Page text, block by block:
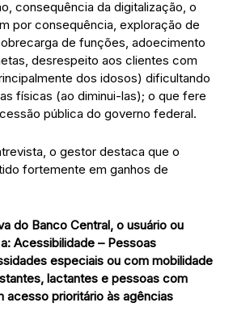
consequência da digitalização, o
por consequência, exploração de
de funções, adoecimento
desrespeito aos clientes com
dos idosos) dificultando
físicas (ao diminui-las); o que fere
pública do governo federal.
o gestor destaca que o
fortemente em ganhos de
do Banco Central, o usuário ou
Acessibilidade – Pessoas
especiais ou com mobilidade
lactantes e pessoas com
acesso prioritário às agências